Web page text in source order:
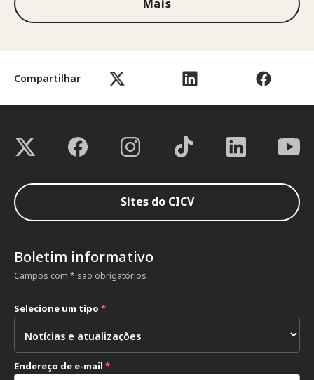
Compartilhar
Mais
Sites do CICV
Boletim informativo
Campos com * são obrigatórios
Selecione um tipo *
Endereço de e-mail *